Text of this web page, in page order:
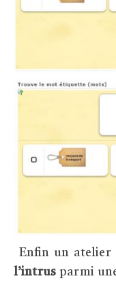
Enfin un atelier
l’intrus parmi